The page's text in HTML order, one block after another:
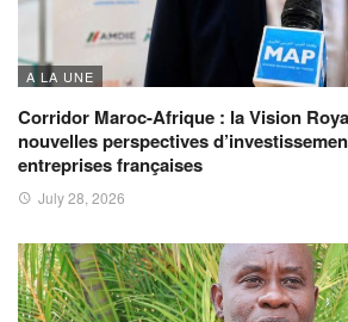
A LA UNE
Corridor Maroc-Afrique : la Vision
nouvelles perspectives
entreprises françaises
July 28, 2026